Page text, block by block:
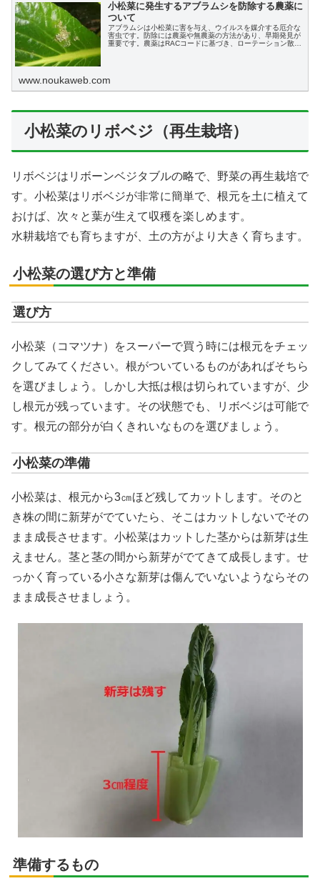
小松菜に発生するアブラムシを防除する農薬に
ついて
アブラムシは小松菜に害を与え、ウイルスを媒介する厄介な
害虫です。防除には農薬や無農薬の方法があり、早期発見が
重要です。農薬はRACコードに基づき、ローテーション散布
www.noukaweb.com
小松菜のリボベジ（再生栽培）
リボベジはリボーンベジタブルの略で、野菜の再生栽培で
す。小松菜はリボベジが非常に簡単で、根元を土に植えて
おけば、次々と葉が生えて収穫を楽しめます。
水耕栽培でも育ちますが、土の方がより大きく育ちます。
小松菜の選び方と準備
選び方
小松菜（コマツナ）をスーパーで買う時には根元をチェッ
クしてみてください。根がついているものがあればそちら
を選びましょう。しかし大抵は根は切られていますが、少
し根元が残っています。その状態でも、リボベジは可能で
す。根元の部分が白くきれいなものを選びましょう。
小松菜の準備
小松菜は、根元から3㎝ほど残してカットします。そのと
き株の間に新芽がでていたら、そこはカットしないでその
まま成長させます。小松菜はカットした茎からは新芽は生
えません。茎と茎の間から新芽がでてきて成長します。せ
っかく育っている小さな新芽は傷んでいないようならその
まま成長させましょう。
準備するもの